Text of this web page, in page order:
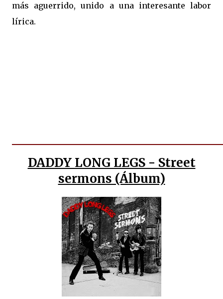
más aguerrido, unido a una interesante labor
lírica.
DADDY LONG LEGS - Street
sermons (Álbum)